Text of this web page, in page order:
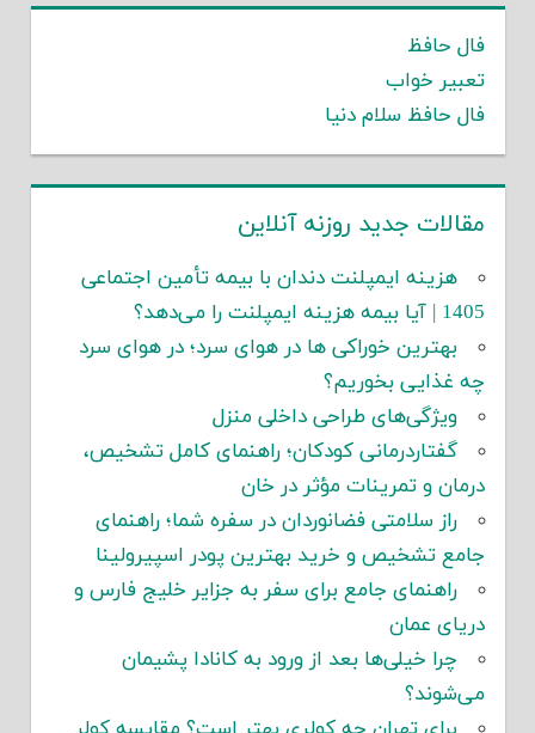
فال حافظ
تعبیر خواب
فال حافظ سلام دنیا
مقالات جدید روزنه آنلاین
هزینه ایمپلنت دندان با بیمه تأمین اجتماعی
1405 | آیا بیمه هزینه ایمپلنت را می‌دهد؟
بهترین خوراکی ها در هوای سرد؛ در هوای سرد
چه غذایی بخوریم؟
ویژگی‌های طراحی داخلی منزل
گفتاردرمانی کودکان؛ راهنمای کامل تشخیص،
درمان و تمرینات مؤثر در خان
راز سلامتی فضانوردان در سفره شما؛ راهنمای
جامع تشخیص و خرید بهترین پودر اسپیرولینا
راهنمای جامع برای سفر به جزایر خلیج فارس و
دریای عمان
چرا خیلی‌ها بعد از ورود به کانادا پشیمان
می‌شوند؟